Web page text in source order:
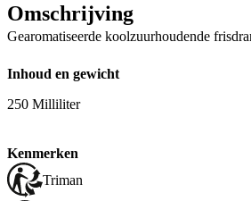
Omschrijving
Gearomatiseerde koolzuurhoudende
Inhoud en gewicht
250 Milliliter
Kenmerken
Triman